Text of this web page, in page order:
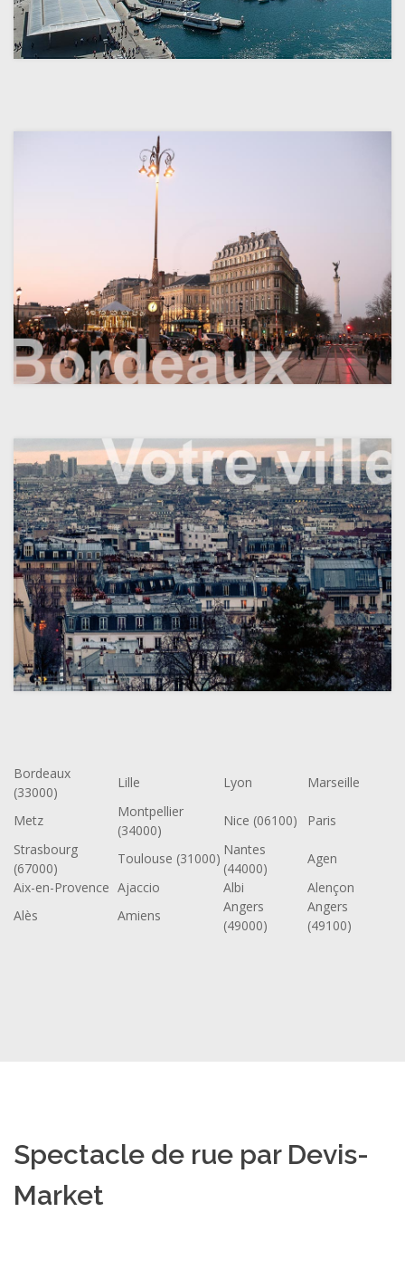
Bordeaux
(33000)
Lille Lyon Marseille
Metz
Montpellier
(34000)
Nice (06100)
Paris
Strasbourg
(67000)
Toulouse (31000)
Nantes
(44000)
Agen
Aix-en-Provence Ajaccio Albi
Alençon
Alès
Amiens
Angers
(49000)
Angers
(49100)
Spectacle de rue par Devis-
Market